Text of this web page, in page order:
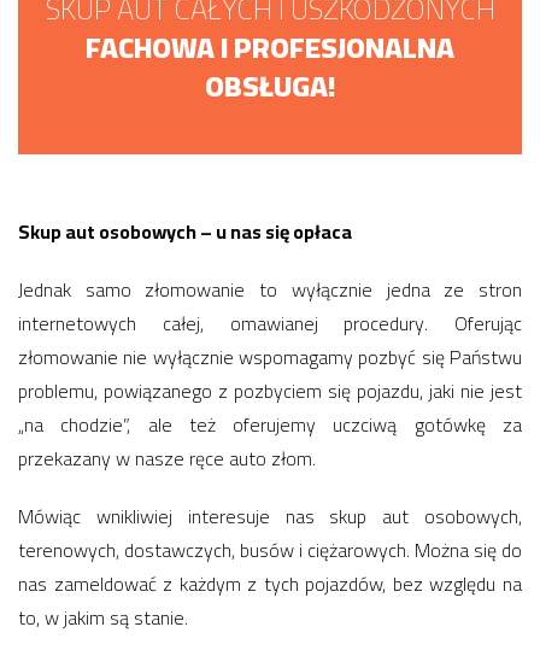
FACHOWA I PROFESJONALNA
OBSŁUGA!
Skup aut osobowych – u nas się opłaca
Jednak samo złomowanie to wyłącznie jedna ze stron
internetowych całej, omawianej procedury. Oferując
złomowanie nie wyłącznie wspomagamy pozbyć się Państwu
problemu, powiązanego z pozbyciem się pojazdu, jaki nie jest
„na chodzie”, ale też oferujemy uczciwą gotówkę za
przekazany w nasze ręce auto złom.
Mówiąc wnikliwiej interesuje nas skup aut osobowych,
terenowych, dostawczych, busów i ciężarowych. Można się do
nas zameldować z każdym z tych pojazdów, bez względu na
to, w jakim są stanie.